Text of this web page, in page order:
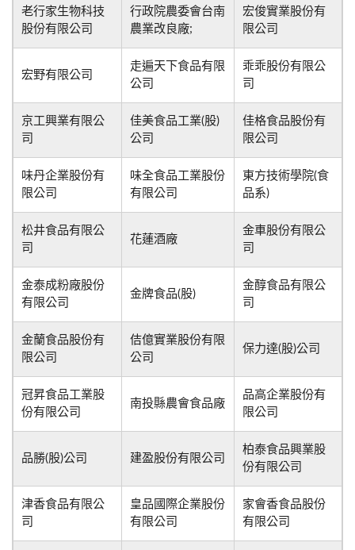
老行家生物科技
股份有限公司
行政院農委會台南
農業改良廠;
宏俊實業股份有
限公司
宏野有限公司
走遍天下食品有限
公司
乖乖股份有限公
司
京工興業有限公
司
佳美食品工業(股)
公司
佳格食品股份有
限公司
味丹企業股份有
限公司
味全食品工業股份
有限公司
東方技術學院(食
品系)
松井食品有限公
司
花蓮酒廠
金車股份有限公
司
金泰成粉廠股份
有限公司
金牌食品(股)
金醇食品有限公
司
金蘭食品股份有
限公司
佶億實業股份有限
公司
保力達(股)公司
冠昇食品工業股
份有限公司
南投縣農會食品廠
品高企業股份有
限公司
品勝(股)公司 建盈股份有限公司
柏泰食品興業股
份有限公司
津香食品有限公
司
皇品國際企業股份
有限公司
家會香食品股份
有限公司